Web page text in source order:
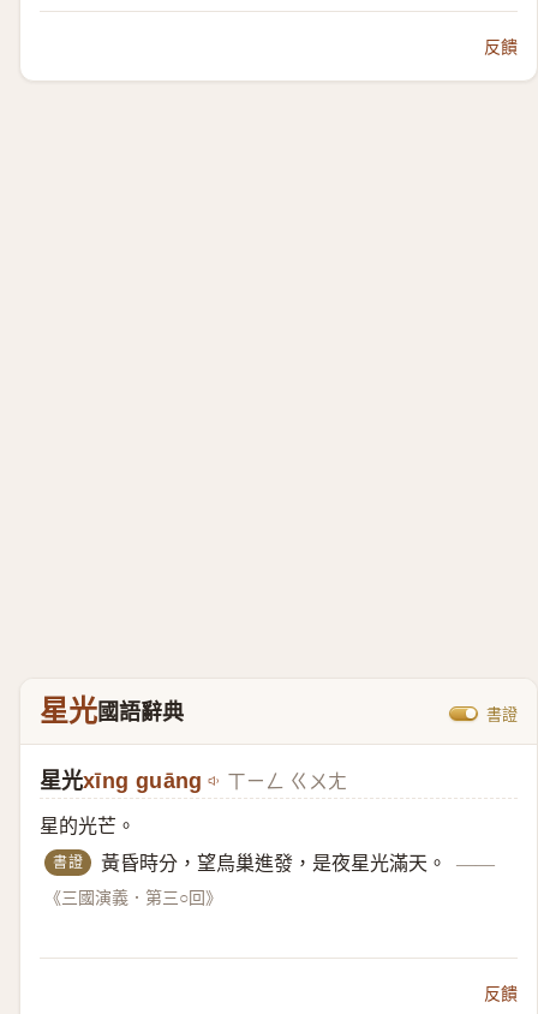
反饋
星光國語辭典 書證
星光xīng guāng ㄒㄧㄥ ㄍㄨㄤ
星的光芒。
書證 黃昏時分，望烏巢進發，是夜星光滿天。 ——
《三國演義．第三○回》
反饋